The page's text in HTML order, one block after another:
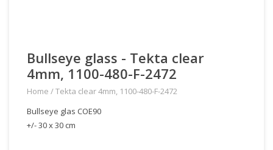
Bullseye glass - Tekta clear
4mm, 1100-480-F-2472
Home /Tekta clear 4mm, 1100-480-F-2472
Bullseye glas COE90
+/- 30 x 30 cm